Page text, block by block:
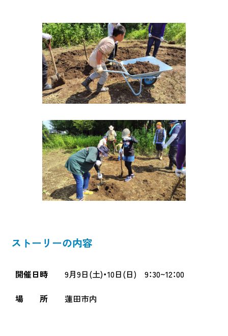
ストーリーの内容
開催日時
9月9日(土)・10日(日) 9：30~12：00
場 所
蓮田市内